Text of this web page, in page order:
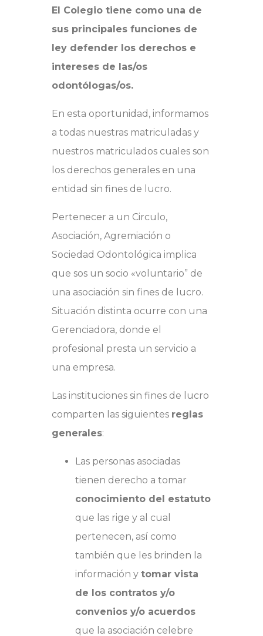
El Colegio tiene como una de
sus principales funciones de
ley defender los derechos e
intereses de las/os
odontólogas/os.
En esta oportunidad, informamos
a todas nuestras matriculadas y
nuestros matriculados cuales son
los derechos generales en una
entidad sin fines de lucro.
Pertenecer a un Circulo,
Asociación, Agremiación o
Sociedad Odontológica implica
que sos un socio «voluntario” de
una asociación sin fines de lucro.
Situación distinta ocurre con una
Gerenciadora, donde el
profesional presta un servicio a
una empresa.
Las instituciones sin fines de lucro
comparten las siguientes reglas
generales:
Las personas asociadas
tienen derecho a tomar
conocimiento del estatuto
que las rige y al cual
pertenecen, así como
también que les brinden la
información y tomar vista
de los contratos y/o
convenios y/o acuerdos
que la asociación celebre